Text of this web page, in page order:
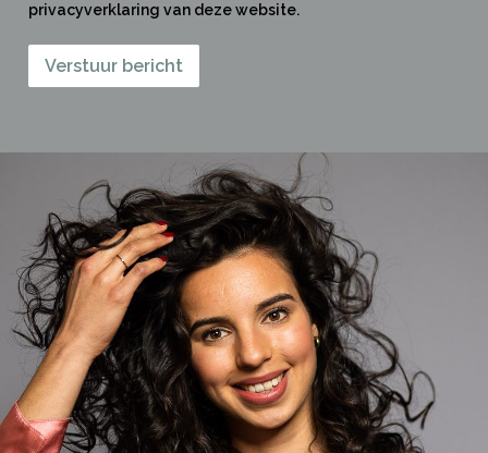
privacyverklaring van deze website.
Verstuur bericht